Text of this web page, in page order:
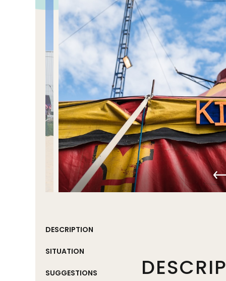
DESCRIPTION
SITUATION
SUGGESTIONS